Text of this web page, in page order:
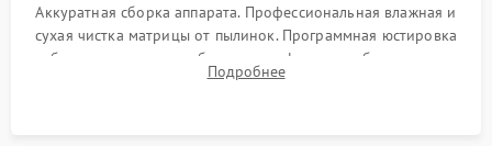
Аккуратная сборка аппарата. Профессиональная влажная и
сухая чистка матрицы от пылинок. Программная юстировка
рабочего отрезка, калибровка автофокуса, стабилизатора и
экспозамера с помощью сервисного ПО.
Подробнее